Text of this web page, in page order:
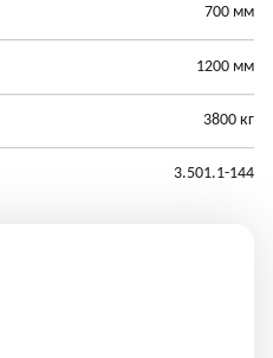
700 мм
1200 мм
3800 кг
3.501.1-144